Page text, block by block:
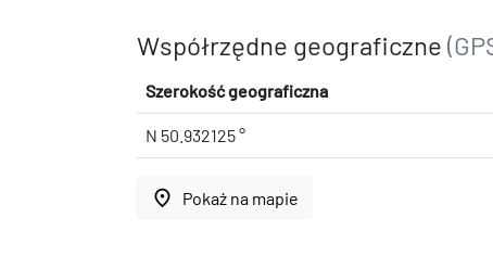
Współrzędne geograficzne
Szerokość geograficzna
N 50.932125 °
place Pokaż na mapie